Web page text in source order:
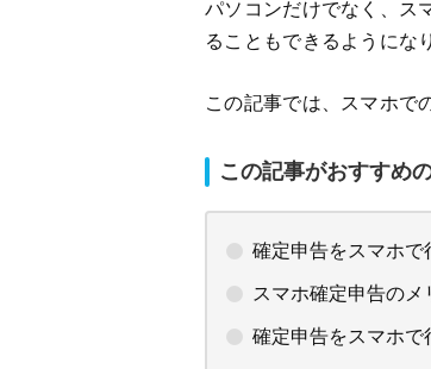
パソコンだけでなく、ス
ることもできるようにな
この記事では、スマホで
この記事がおすすめ
確定申告をスマホで
スマホ確定申告の
確定申告をスマホで